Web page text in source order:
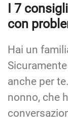
I 7
con
Hai un
anche per
nonno, che